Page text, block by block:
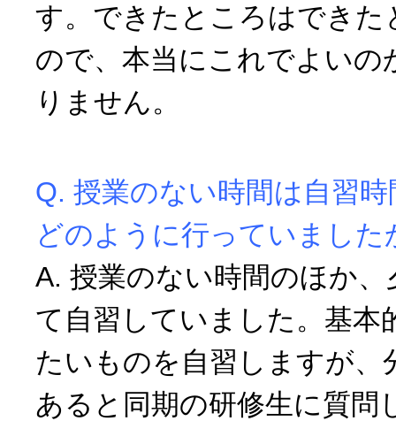
す。できたところはできた
ので、本当にこれでよいの
りません。
Q. 授業のない時間は自習
どのように行っていました
A. 授業のない時間のほか
て自習していました。基本
たいものを自習しますが、
あると同期の研修生に質問